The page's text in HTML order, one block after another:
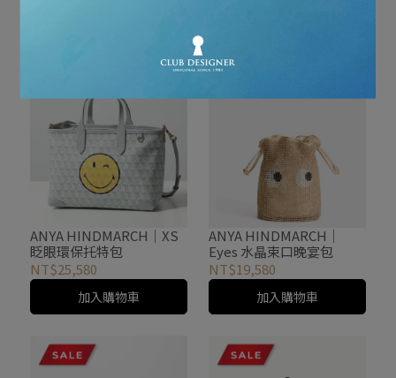
ANYA HINDMARCH｜XS
眨眼環保托特包
NT$25,580
加入購物車
ANYA HINDMARCH｜
Eyes 水晶束口晚宴包
NT$19,580
加入購物車